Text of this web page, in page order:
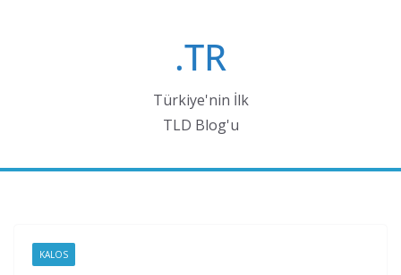
.TR
Türkiye'nin İlk
TLD Blog'u
KALOS